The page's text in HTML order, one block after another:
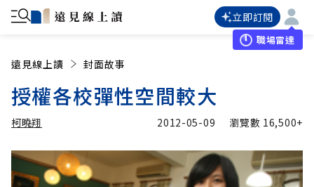
立即訂閱
職場雷達
遠見線上讀 封面故事
授權各校彈性空間較大
柯曉翔
柯曉翔 加入追蹤
2012-05-09 瀏覽數 16,500+